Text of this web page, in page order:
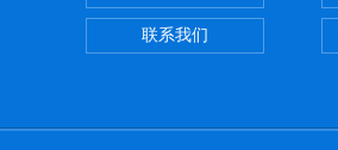
联系我们